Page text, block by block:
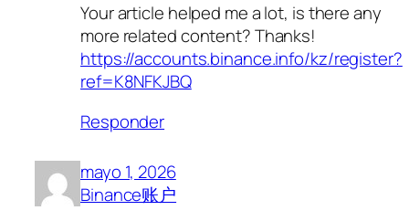
Your article helped me a lot, is there any
more related content? Thanks!
https://accounts.binance.info/kz/register?
ref=K8NFKJBQ
Responder
mayo 1, 2026
Binance账户